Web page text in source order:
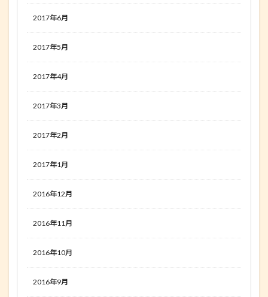
2017年6月
2017年5月
2017年4月
2017年3月
2017年2月
2017年1月
2016年12月
2016年11月
2016年10月
2016年9月